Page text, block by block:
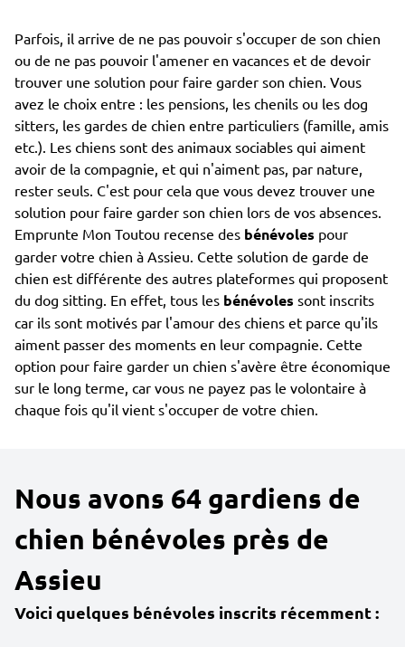
Parfois, il arrive de ne pas pouvoir s'occuper de son chien
ou de ne pas pouvoir l'amener en vacances et de devoir
trouver une solution pour faire garder son chien. Vous
avez le choix entre : les pensions, les chenils ou les dog
sitters, les gardes de chien entre particuliers (famille, amis
etc.). Les chiens sont des animaux sociables qui aiment
avoir de la compagnie, et qui n'aiment pas, par nature,
rester seuls. C'est pour cela que vous devez trouver une
solution pour faire garder son chien lors de vos absences.
Emprunte Mon Toutou recense des bénévoles pour
garder votre chien à Assieu. Cette solution de garde de
chien est différente des autres plateformes qui proposent
du dog sitting. En effet, tous les bénévoles sont inscrits
car ils sont motivés par l'amour des chiens et parce qu'ils
aiment passer des moments en leur compagnie. Cette
option pour faire garder un chien s'avère être économique
sur le long terme, car vous ne payez pas le volontaire à
chaque fois qu'il vient s'occuper de votre chien.
Nous avons 64 gardiens de
chien bénévoles près de
Assieu
Voici quelques bénévoles inscrits récemment :